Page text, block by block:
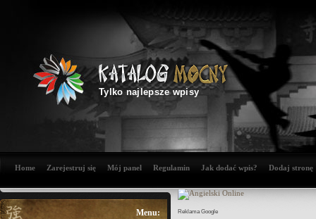
Tylko najlepsze wpisy
Home Zarejestruj się Mój panel Regulamin Jak dodać wpis? Dodaj stronę
Menu: Reklama Google